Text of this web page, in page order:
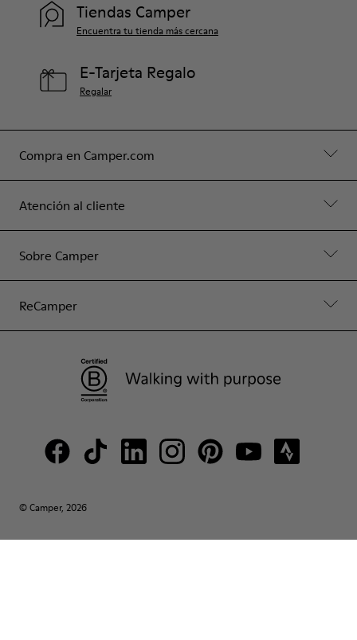
Compra en Camper.com
Atención al cliente
Sobre Camper
ReCamper
Tiendas Camper
Encuentra tu tienda más cercana
E-Tarjeta Regalo
Regalar
© Camper, 2026